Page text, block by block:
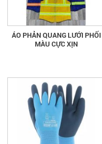
ÁO PHẢN QUANG LƯỚI PHỐI
MÀU CỰC XỊN